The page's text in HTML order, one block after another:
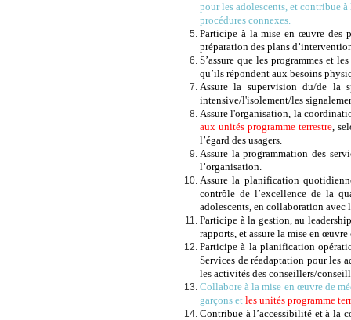
pour les adolescents, et contribue
procédures connexes.
Participe à la mise en œuvre des
préparation des plans
S’assure que les programmes et
qu’ils répondent aux besoins
Assure la supervision du/de la
intensive/l'isolement/les
Assure l'organisation, la
aux unités programme terrestre,
l’égard des usagers.
Assure la programmation des
l’organisation.
Assure la planification
contrôle de l’excellence de la
adolescents, en collaboration avec
Participe à la gestion, au
rapports, et assure la mise en
Participe à la planification
Services de réadaptation pour les
les activités des conseillers/
Collabore à la mise en œuvre de
garçons et les unités programme
Contribue à l’accessibilité et à la